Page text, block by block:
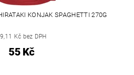
KONJAK SPAGHETTI 270G
Kč bez DPH
55 Kč